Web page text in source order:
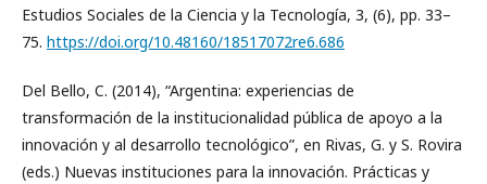
Estudios Sociales de la Ciencia y la Tecnología, 3, (6), pp. 33–
75. https://doi.org/10.48160/18517072re6.686
Del Bello, C. (2014), “Argentina: experiencias de
transformación de la institucionalidad pública de apoyo a la
innovación y al desarrollo tecnológico”, en Rivas, G. y S. Rovira
(eds.) Nuevas instituciones para la innovación. Prácticas y